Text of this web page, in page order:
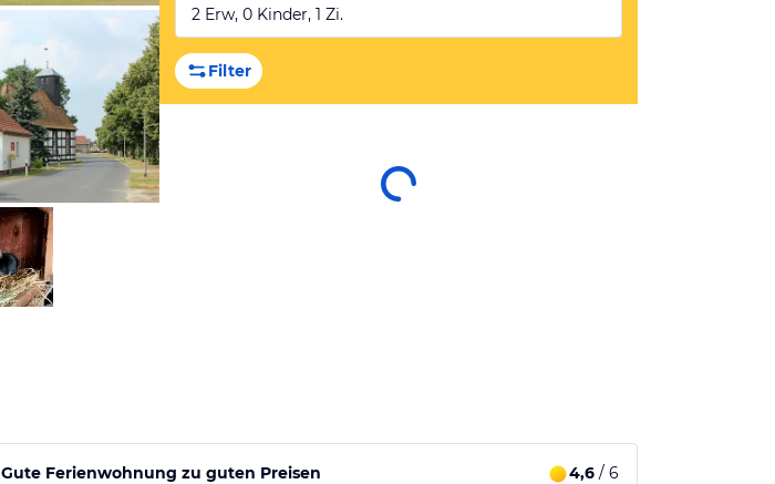
2 Erw, 0 Kinder, 1 Zi.
Filter
Gute Ferienwohnung zu guten Preisen 4,6 / 6